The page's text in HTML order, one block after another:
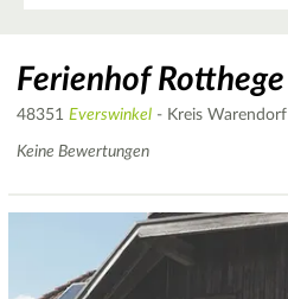
Ferienhof Rotthege
48351 Everswinkel - Kreis Warendorf
Keine Bewertungen